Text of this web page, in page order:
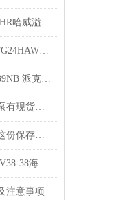
德国哈威hawe减压阀MVE14HR哈威溢流阀现货出售
哈维比例溢流阀PMVPS4-43/G24HAWE压力阀原装现货
原装派克比例阀D1FPE50MB9NB 派克液压阀现货出售
原装力士乐0510525009齿轮泵有现货出售1515800013
立磨机液压泵阀养护指南：这份保存秘诀，让核心部件“历久弥新”！
原装HYDRAFORCE插装阀SV38-38海德福斯电磁阀
注意事项